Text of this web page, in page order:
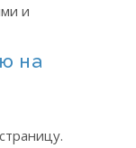
и
на